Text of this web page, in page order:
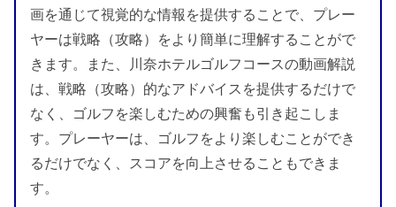
画を通じて視覚的な情報を提供することで、プレー
ヤーは戦略（攻略）をより簡単に理解することがで
きます。また、川奈ホテルゴルフコースの動画解説
は、戦略（攻略）的なアドバイスを提供するだけで
なく、ゴルフを楽しむための興奮も引き起こしま
す。プレーヤーは、ゴルフをより楽しむことができ
るだけでなく、スコアを向上させることもできま
す。